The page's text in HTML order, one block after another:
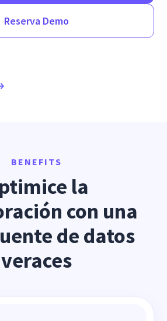
Reserva Demo
BENEFITS
la
con una
de datos
veraces